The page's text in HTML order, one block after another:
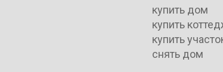
купить дом
купить
купить
снять дом